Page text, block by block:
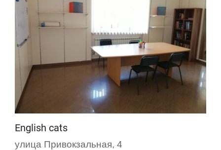
English cats
улица Привокзальная, 4